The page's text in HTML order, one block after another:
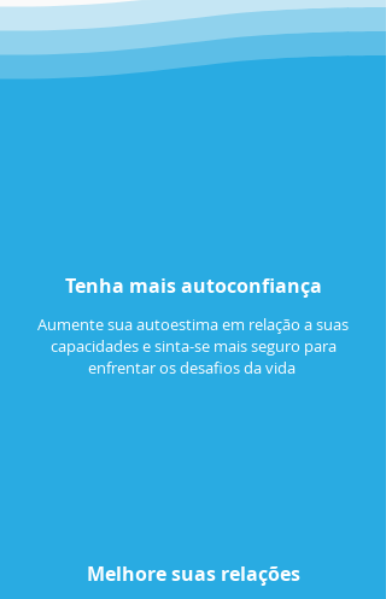
Tenha mais autoconfiança
Aumente sua autoestima em relação a suas
capacidades e sinta-se mais seguro para
enfrentar os desafios da vida
Melhore suas relações